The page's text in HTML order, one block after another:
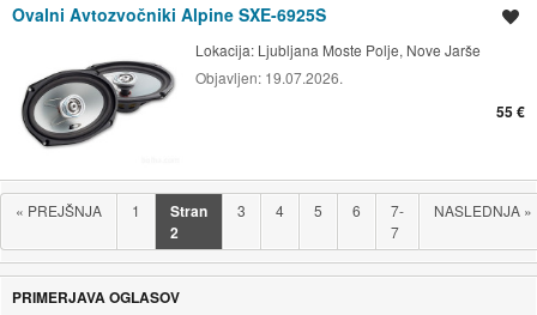
Ovalni Avtozvočniki Alpine SXE-6925S
Lokacija: Ljubljana Moste Polje, Nove Jarše
Objavljen: 19.07.2026.
55 €
« PREJŠNJA 1
Stran
2
3 4 5 6
7-
7
NASLEDNJA »
PRIMERJAVA OGLASOV